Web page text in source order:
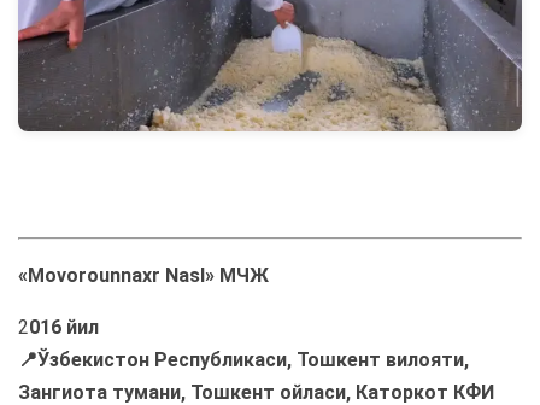
«Movorounnaxr Nasl» МЧЖ
2016 йил
📍Ўзбекистон Республикаси, Тошкент вилояти,
Зангиота тумани, Тошкент ойласи, Каторкот КФИ